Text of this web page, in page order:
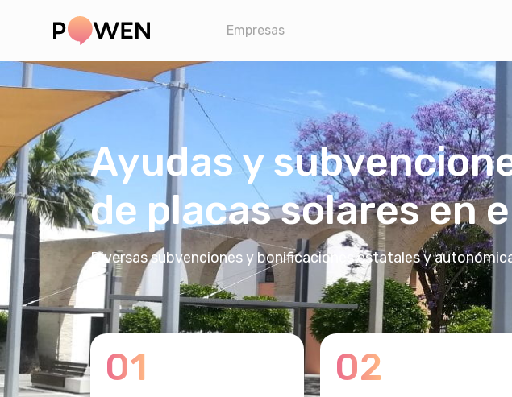
Empresas
Ayudas y
de placas solares en
Diversas subvenciones y bonificaciones estatales y
01 02